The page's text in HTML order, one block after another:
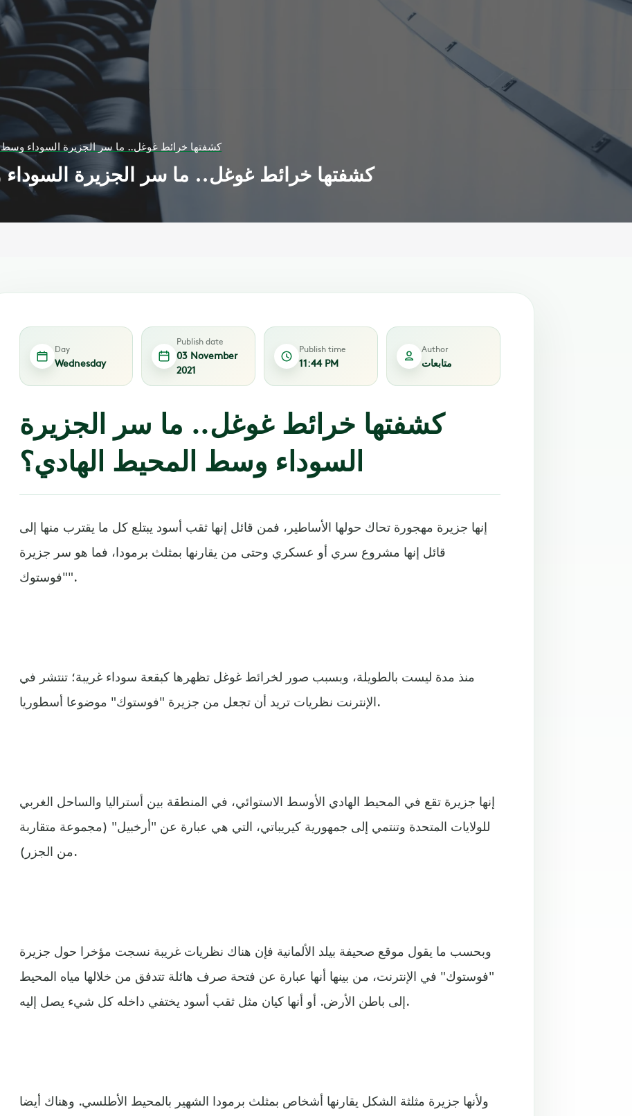
كشفتها خرائط غوغل.. ما سر الجزيرة السوداء وسط
كشفتها خرائط غوغل.. ما سر الجزيرة
Day
Wednesday
Publish date
03 November
2021
Publish time
11:44 PM
Author
متابعات
كشفتها خرائط غوغل.. ما سر الجزيرة
السوداء وسط المحيط الهادي؟
إنها جزيرة مهجورة تحاك حولها الأساطير، فمن قائل إنها ثقب أسود يبتلع كل ما يقترب منها إلى
قائل إنها مشروع سري أو عسكري وحتى من يقارنها بمثلث برمودا، فما هو سر جزيرة
"فوستوك".
منذ مدة ليست بالطويلة، وبسبب صور لخرائط غوغل تظهرها كبقعة سوداء غريبة؛ تنتشر في
الإنترنت نظريات تريد أن تجعل من جزيرة "فوستوك" موضوعا أسطوريا.
إنها جزيرة تقع في المحيط الهادي الأوسط الاستوائي، في المنطقة بين أستراليا والساحل الغربي
للولايات المتحدة وتنتمي إلى جمهورية كيريباتي، التي هي عبارة عن "أرخبيل" (مجموعة متقاربة
من الجزر).
وبحسب ما يقول موقع صحيفة بيلد الألمانية فإن هناك نظريات غريبة نسجت مؤخرا حول جزيرة
"فوستوك" في الإنترنت، من بينها أنها عبارة عن فتحة صرف هائلة تتدفق من خلالها مياه المحيط
إلى باطن الأرض. أو أنها كيان مثل ثقب أسود يختفي داخله كل شيء يصل إليه.
ولأنها جزيرة مثلثة الشكل يقارنها أشخاص بمثلث برمودا الشهير بالمحيط الأطلسي. وهناك أيضا